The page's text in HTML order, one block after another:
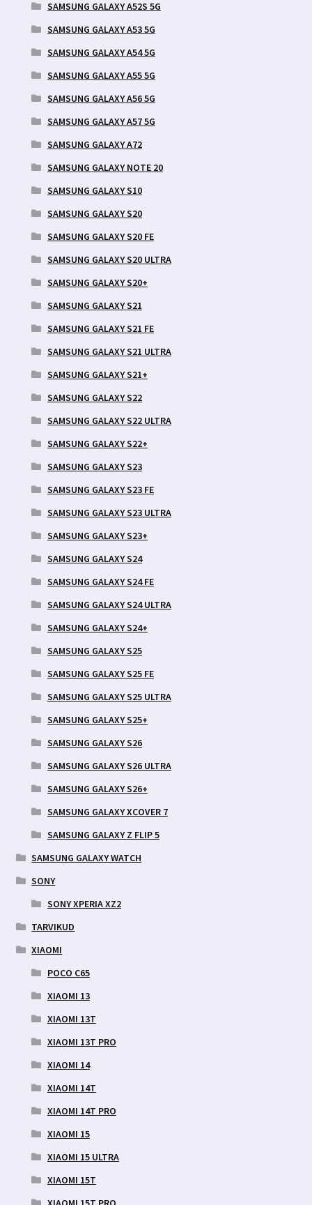
SAMSUNG GALAXY A52S 5G
SAMSUNG GALAXY A53 5G
SAMSUNG GALAXY A54 5G
SAMSUNG GALAXY A55 5G
SAMSUNG GALAXY A56 5G
SAMSUNG GALAXY A57 5G
SAMSUNG GALAXY A72
SAMSUNG GALAXY NOTE 20
SAMSUNG GALAXY S10
SAMSUNG GALAXY S20
SAMSUNG GALAXY S20 FE
SAMSUNG GALAXY S20 ULTRA
SAMSUNG GALAXY S20+
SAMSUNG GALAXY S21
SAMSUNG GALAXY S21 FE
SAMSUNG GALAXY S21 ULTRA
SAMSUNG GALAXY S21+
SAMSUNG GALAXY S22
SAMSUNG GALAXY S22 ULTRA
SAMSUNG GALAXY S22+
SAMSUNG GALAXY S23
SAMSUNG GALAXY S23 FE
SAMSUNG GALAXY S23 ULTRA
SAMSUNG GALAXY S23+
SAMSUNG GALAXY S24
SAMSUNG GALAXY S24 FE
SAMSUNG GALAXY S24 ULTRA
SAMSUNG GALAXY S24+
SAMSUNG GALAXY S25
SAMSUNG GALAXY S25 FE
SAMSUNG GALAXY S25 ULTRA
SAMSUNG GALAXY S25+
SAMSUNG GALAXY S26
SAMSUNG GALAXY S26 ULTRA
SAMSUNG GALAXY S26+
SAMSUNG GALAXY XCOVER 7
SAMSUNG GALAXY Z FLIP 5
SAMSUNG GALAXY WATCH
SONY
SONY XPERIA XZ2
TARVIKUD
XIAOMI
POCO C65
XIAOMI 13
XIAOMI 13T
XIAOMI 13T PRO
XIAOMI 14
XIAOMI 14T
XIAOMI 14T PRO
XIAOMI 15
XIAOMI 15 ULTRA
XIAOMI 15T